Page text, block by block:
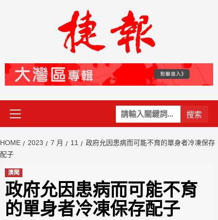
關
鍵
Primary
Menu
HOME 2023 7 月 11
政府允因患病而可能不育的單身者冷凍保存
配子
澳聞
政府允因患病而可能不育
的單身者冷凍保存配子